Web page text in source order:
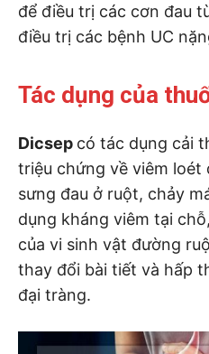
để điều trị các cơn đau
điều trị các bệnh UC
Tác dụng của
Dicsep có tác dụng cải
triệu chứng về viêm loét
sưng đau ở ruột, chảy
dụng kháng viêm tại
của vi sinh vật đường
thay đổi bài tiết và hấp
đại tràng.